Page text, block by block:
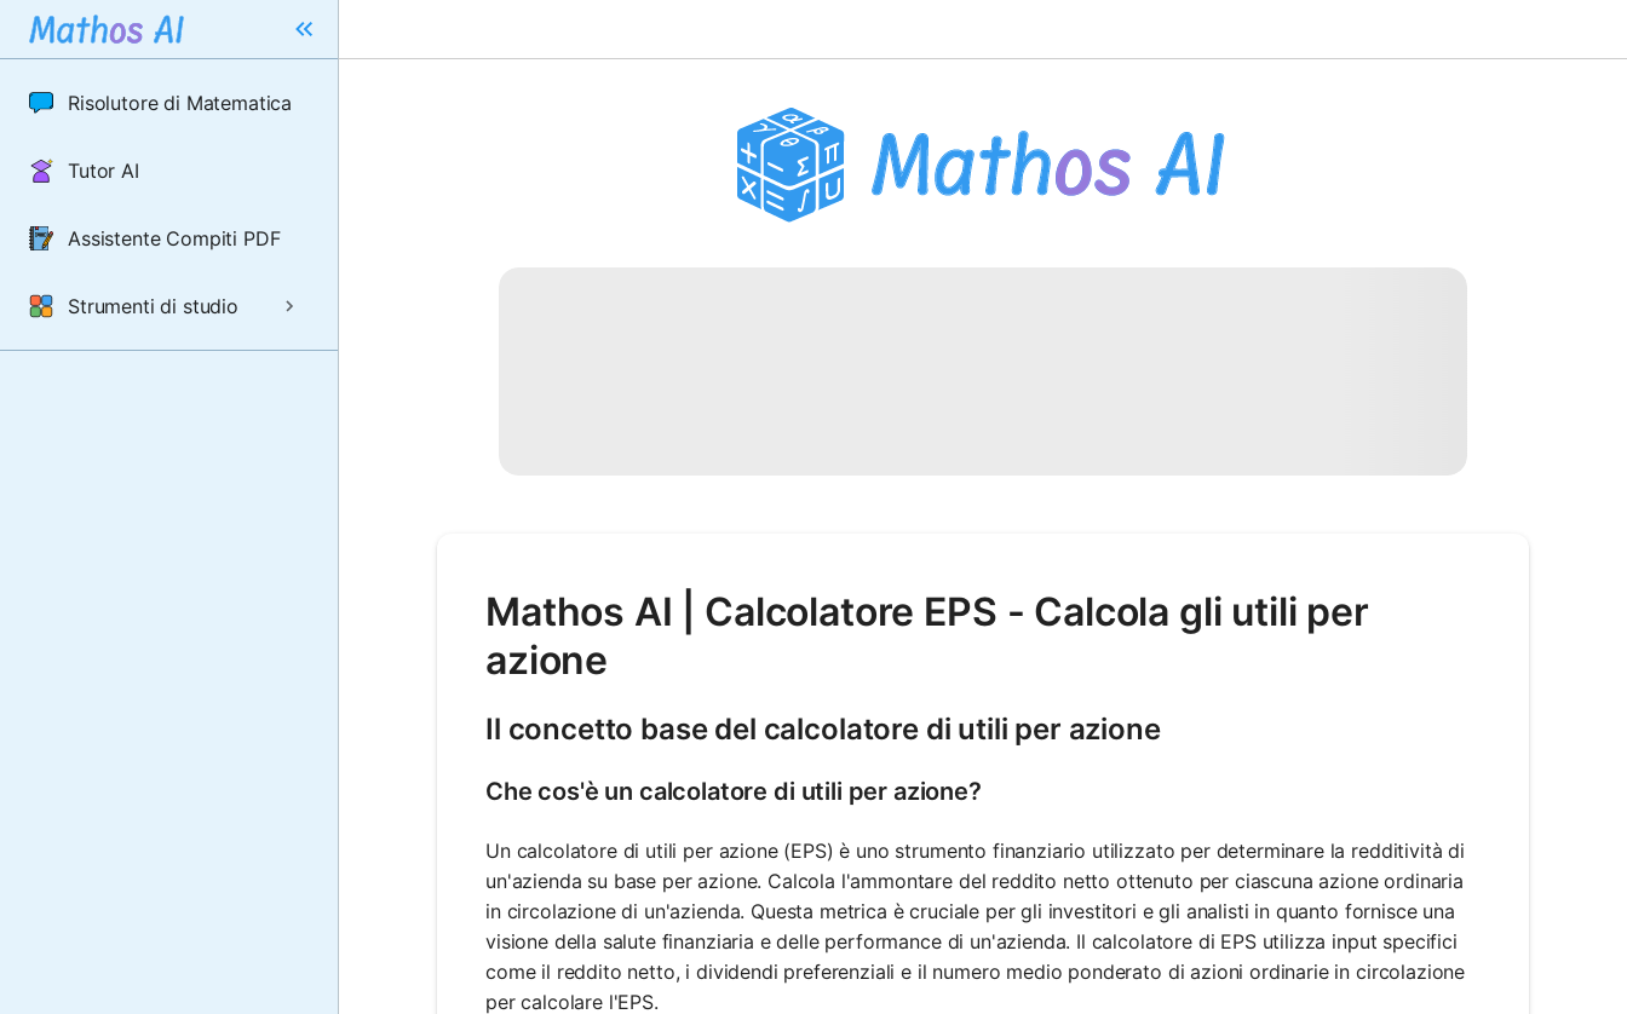
Risolutore di Matematica
Tutor AI
Assistente Compiti PDF
Strumenti di studio
Mathos AI | Calcolatore EPS - Calcola gli utili per
azione
Il concetto base del calcolatore di utili per azione
Che cos'è un calcolatore di utili per azione?
Un calcolatore di utili per azione (EPS) è uno strumento finanziario utilizzato per determinare la redditività di
un'azienda su base per azione. Calcola l'ammontare del reddito netto ottenuto per ciascuna azione ordinaria
in circolazione di un'azienda. Questa metrica è cruciale per gli investitori e gli analisti in quanto fornisce una
visione della salute finanziaria e delle performance di un'azienda. Il calcolatore di EPS utilizza input specifici
come il reddito netto, i dividendi preferenziali e il numero medio ponderato di azioni ordinarie in circolazione
per calcolare l'EPS.